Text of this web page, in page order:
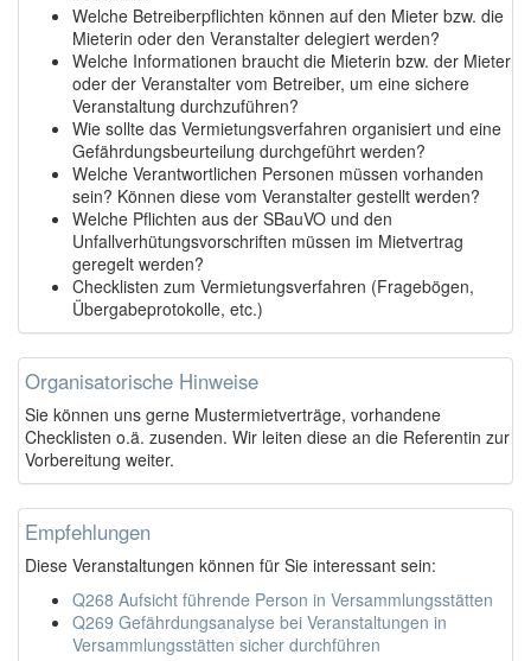
Welche Betreiberpflichten können auf den Mieter bzw. die
Mieterin oder den Veranstalter delegiert werden?
Welche Informationen braucht die Mieterin bzw. der Mieter
oder der Veranstalter vom Betreiber, um eine sichere
Veranstaltung durchzuführen?
Wie sollte das Vermietungsverfahren organisiert und eine
Gefährdungsbeurteilung durchgeführt werden?
Welche Verantwortlichen Personen müssen vorhanden
sein? Können diese vom Veranstalter gestellt werden?
Welche Pflichten aus der SBauVO und den
Unfallverhütungsvorschriften müssen im Mietvertrag
geregelt werden?
Checklisten zum Vermietungsverfahren (Fragebögen,
Übergabeprotokolle, etc.)
Organisatorische Hinweise
Sie können uns gerne Mustermietverträge, vorhandene
Checklisten o.ä. zusenden. Wir leiten diese an die Referentin zur
Vorbereitung weiter.
Empfehlungen
Diese Veranstaltungen können für Sie interessant sein:
Q268 Aufsicht führende Person in Versammlungsstätten
Q269 Gefährdungsanalyse bei Veranstaltungen in
Versammlungsstätten sicher durchführen